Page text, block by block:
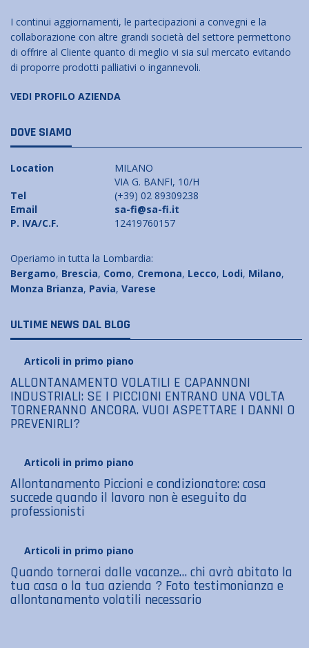
I continui aggiornamenti, le partecipazioni a convegni e la
collaborazione con altre grandi società del settore permettono
di offrire al Cliente quanto di meglio vi sia sul mercato evitando
di proporre prodotti palliativi o ingannevoli.
VEDI PROFILO AZIENDA
DOVE SIAMO
Location
MILANO
VIA G. BANFI, 10/H
Tel
(+39) 02 89309238
Email
sa-fi@sa-fi.it
P. IVA/C.F.
12419760157
Operiamo in tutta la Lombardia:
Bergamo, Brescia, Como, Cremona, Lecco, Lodi, Milano,
Monza Brianza, Pavia, Varese
ULTIME NEWS DAL BLOG
Articoli in primo piano
ALLONTANAMENTO VOLATILI E CAPANNONI
INDUSTRIALI: SE I PICCIONI ENTRANO UNA VOLTA
TORNERANNO ANCORA. VUOI ASPETTARE I DANNI O
PREVENIRLI?
Articoli in primo piano
Allontanamento Piccioni e condizionatore: cosa
succede quando il lavoro non è eseguito da
professionisti
Articoli in primo piano
Quando tornerai dalle vacanze… chi avrà abitato la
tua casa o la tua azienda ? Foto testimonianza e
allontanamento volatili necessario